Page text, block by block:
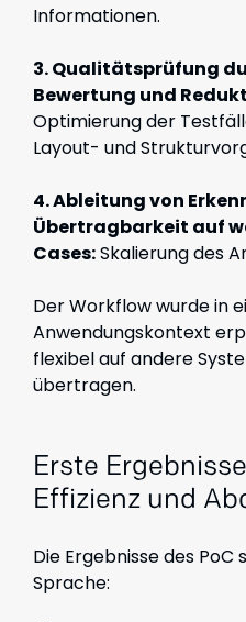
Informationen.
3. Qualitätsprüfung
Bewertung und
Optimierung der
Layout- und
4. Ableitung von
Übertragbarkeit auf
Cases:Skalierung des
Der Workflow wurde in
Anwendungskontext
flexibel auf andere
übertragen.
Erste
Effizienz und
Die Ergebnisse des
Sprache: